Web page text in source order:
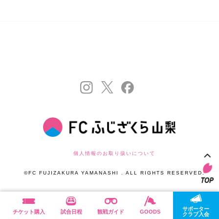
個人情報のお取り扱いについて
©FC FUJIZAKURA YAMANASHI . ALL RIGHTS RESERVED.
チケット購入 試合日程 観戦ガイド GOODS
サポーター
クラブ入会